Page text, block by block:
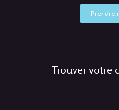
Prendre
Trouver votre